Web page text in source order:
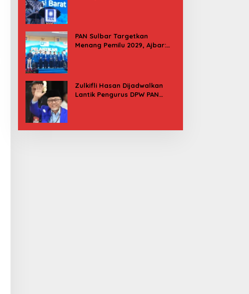
PAN Sulbar Targetkan
Menang Pemilu 2029, Ajbar:
Zulkifli Hasan Dijadwalkan
Lantik Pengurus DPW PAN